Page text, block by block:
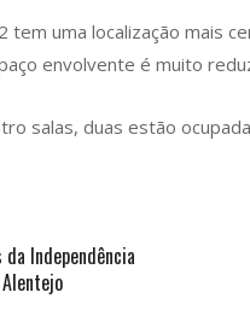
tem uma localização mais
envolvente é muito
salas, duas estão
Independência